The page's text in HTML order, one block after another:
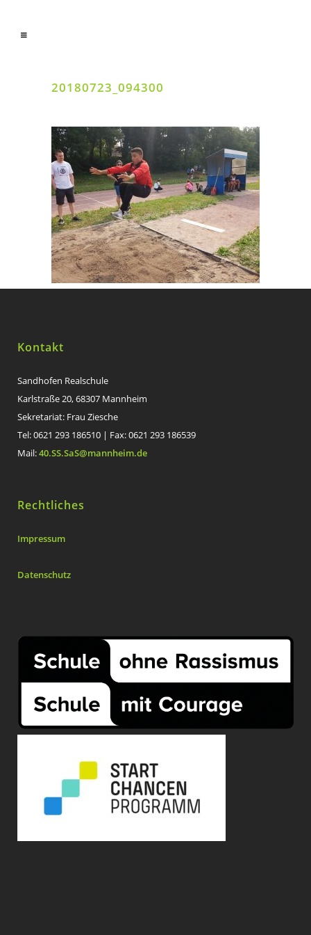
20180723_094300
Kontakt
Sandhofen Realschule
Karlstraße 20, 68307 Mannheim
Sekretariat: Frau Ziesche
Tel: 0621 293 186510 | Fax: 0621 293 186539
Mail:40.SS.SaS@mannheim.de
Rechtliches
Impressum
Datenschutz